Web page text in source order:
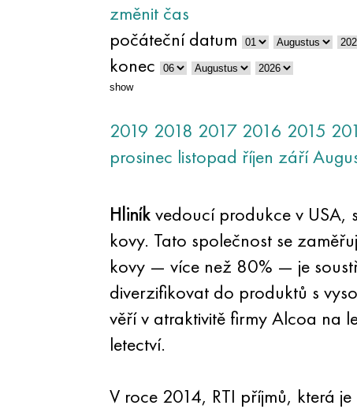
změnit čas
počáteční datum
konec
show
2019 2018 2017 2016 2015
prosinec listopad říjen září
Hliníkvedoucí produkce v USA,
kovy. Tato společnost se
kovy — více než 80% — je
diverzifikovat do produktů s
věří v atraktivitě firmy Alcoa na
letectví.
V roce 2014, RTI příjmů, která